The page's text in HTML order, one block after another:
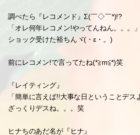
キスマイが来てる時
カメラのシャッター音がスゴいデス☆
今日の企画は☆
『いまさらですが、教えてレコメン!』
英語の『レコメンド』オススメの意味カラ!!